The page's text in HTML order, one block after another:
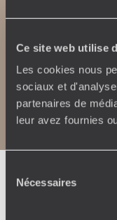
Ce site web utilise
Les cookies nous
sociaux et
partenaires de
leur avez fournies
Nécessaires
Politique